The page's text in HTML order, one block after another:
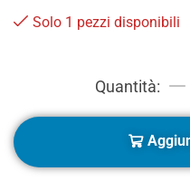
Solo 1 pezzi disponibili